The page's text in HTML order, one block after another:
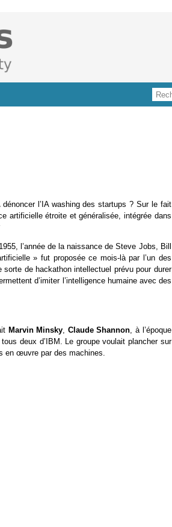
l’IA washing des startups ? Sur le fait
artificielle étroite et généralisée, intégrée dans
l’année de la naissance de Steve Jobs, Bill
» fut proposée ce mois-là par l’un des
sorte de hackathon intellectuel prévu pour durer
d’imiter l’intelligence humaine avec des
Marvin Minsky, Claude Shannon, à l’époque
tous deux d’IBM. Le groupe voulait plancher sur
en œuvre par des machines.